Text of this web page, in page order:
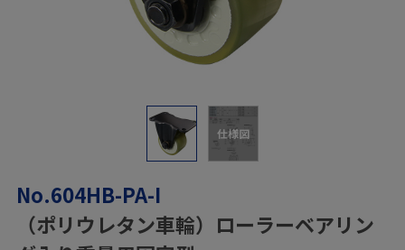
仕様図
No.604HB-PA-I
（ポリウレタン車輪）ローラーベアリン